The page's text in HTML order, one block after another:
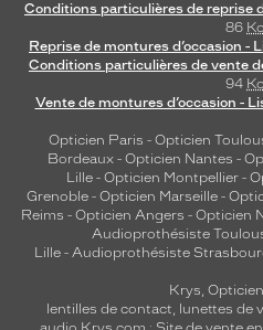
Conditions particulières de reprise
86 Ko
Reprise de montures d’occasion
Conditions particulières de vente
94 Ko
Vente de montures d’occasion -
Opticien Paris - Opticien
Bordeaux- Opticien Nantes -
Lille - Opticien Montpellier -
Grenoble - Opticien Marseille -
Reims - Opticien Angers - Opticien
Audioprothésiste
Lille- Audioprothésiste
Krys,
lentilles de contact, lunettes de